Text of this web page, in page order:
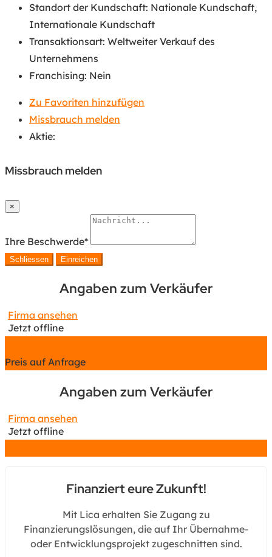
Standort der Kundschaft: Nationale Kundschaft,
Internationale Kundschaft
Transaktionsart: Weltweiter Verkauf des
Unternehmens
Franchising: Nein
Zu Favoriten hinzufügen
Missbrauch melden
Aktie:
Missbrauch melden
×
Ihre Beschwerde*
Schliessen Einreichen
Angaben zum Verkäufer
Firma ansehen
Jetzt offline
Preis auf Anfrage
Angaben zum Verkäufer
Firma ansehen
Jetzt offline
Finanziert eure Zukunft!
Mit Lica erhalten Sie Zugang zu
Finanzierungslösungen, die auf Ihr Übernahme-
oder Entwicklungsprojekt zugeschnitten sind.